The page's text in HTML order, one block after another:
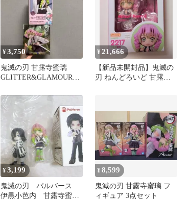
¥3,750
鬼滅の刃 甘露寺蜜璃
GLITTER&GLAMOURS
¥21,666
【新品未開封品】鬼滅の
刃 ねんどろいど 甘露寺
¥3,199
鬼滅の刃 パルバース
伊黒小芭内 甘露寺蜜
¥8,599
鬼滅の刃 甘露寺蜜璃 フ
ィギュア 3点セット